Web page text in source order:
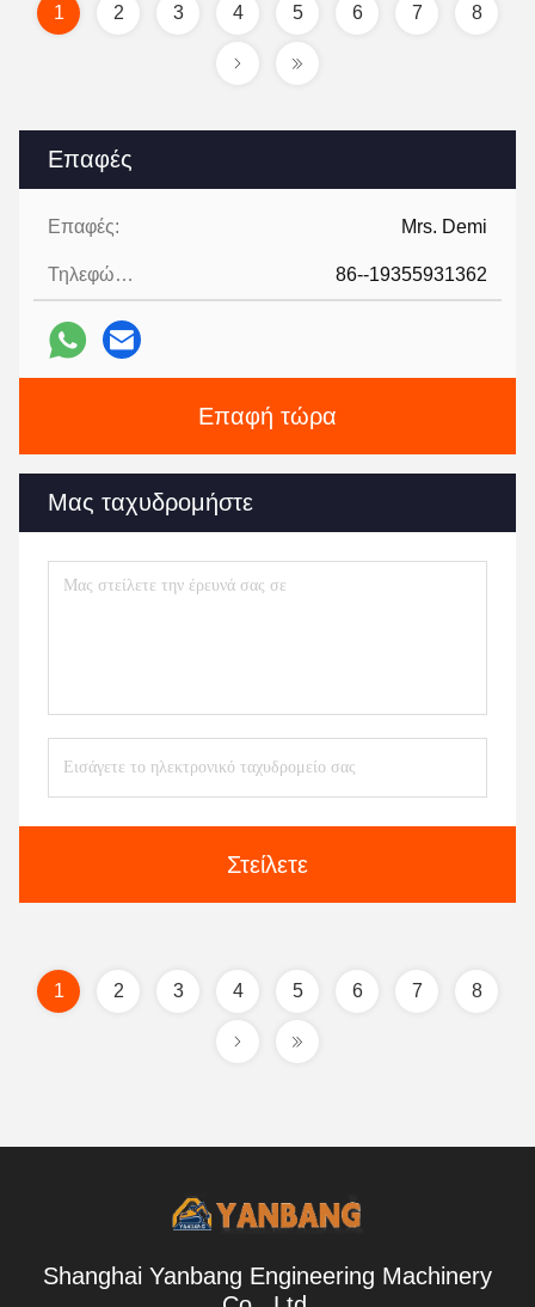
Επαφές
Επαφές: Mrs. Demi
Τηλεφώνημα: 86--19355931362
Επαφή τώρα
Μας ταχυδρομήστε
Στείλετε
1 2 3 4 5 6 7 8
1 2 3 4 5 6 7 8
Shanghai Yanbang Engineering Machinery